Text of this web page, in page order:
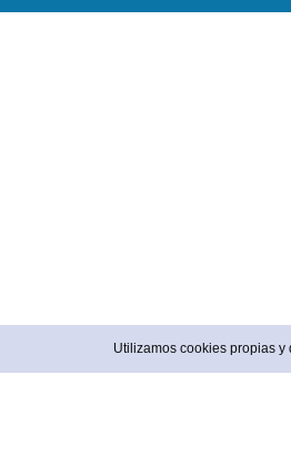
Utilizamos cookies propias